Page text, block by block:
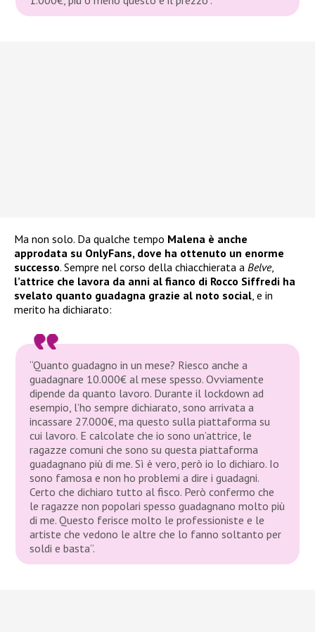
Ma non solo. Da qualche tempo Malena è anche
approdata su OnlyFans, dove ha ottenuto un enorme
successo. Sempre nel corso della chiacchierata a Belve,
l’attrice che lavora da anni al fianco di Rocco Siffredi ha
svelato quanto guadagna grazie al noto social , e in
merito ha dichiarato:
“Quanto guadagno in un mese? Riesco anche a
guadagnare 10.000€ al mese spesso. Ovviamente
dipende da quanto lavoro. Durante il lockdown ad
esempio, l’ho sempre dichiarato, sono arrivata a
incassare 27.000€, ma questo sulla piattaforma su
cui lavoro. E calcolate che io sono un’attrice, le
ragazze comuni che sono su questa piattaforma
guadagnano più di me. Sì è vero, però io lo dichiaro. Io
sono famosa e non ho problemi a dire i guadagni.
Certo che dichiaro tutto al fisco. Però confermo che
le ragazze non popolari spesso guadagnano molto più
di me. Questo ferisce molto le professioniste e le
artiste che vedono le altre che lo fanno soltanto per
soldi e basta”.